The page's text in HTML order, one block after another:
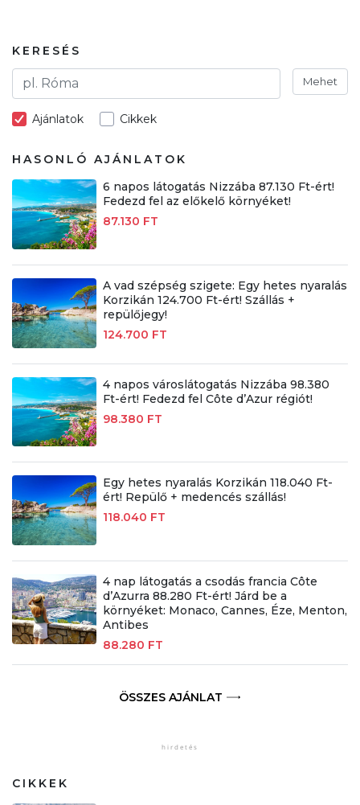
KERESÉS
Mehet
Ajánlatok Cikkek
HASONLÓ AJÁNLATOK
6 napos látogatás Nizzába 87.130 Ft-ért!
Fedezd fel az előkelő környéket!
87.130 FT
A vad szépség szigete: Egy hetes nyaralás
Korzikán 124.700 Ft-ért! Szállás +
repülőjegy!
124.700 FT
4 napos városlátogatás Nizzába 98.380
Ft-ért! Fedezd fel Côte d’Azur régiót!
98.380 FT
Egy hetes nyaralás Korzikán 118.040 Ft-
ért! Repülő + medencés szállás!
118.040 FT
4 nap látogatás a csodás francia Côte
d’Azurra 88.280 Ft-ért! Járd be a
környéket: Monaco, Cannes, Éze, Menton,
Antibes
88.280 FT
ÖSSZES AJÁNLAT
CIKKEK